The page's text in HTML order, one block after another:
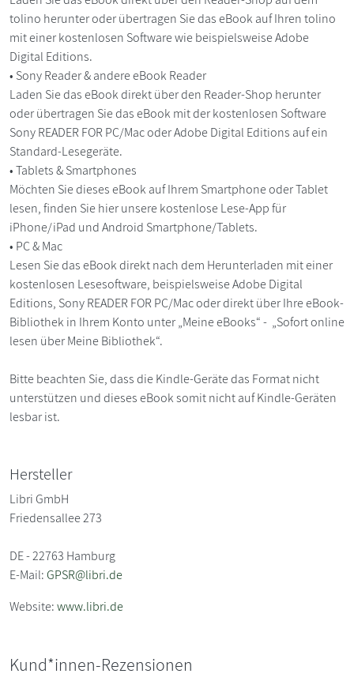
tolino herunter oder übertragen Sie das eBook auf Ihren tolino
mit einer kostenlosen Software wie beispielsweise Adobe
Digital Editions.
• Sony Reader & andere eBook Reader
Laden Sie das eBook direkt über den Reader-Shop herunter
oder übertragen Sie das eBook mit der kostenlosen Software
Sony READER FOR PC/Mac oder Adobe Digital Editions auf ein
Standard-Lesegeräte.
• Tablets & Smartphones
Möchten Sie dieses eBook auf Ihrem Smartphone oder Tablet
lesen, finden Sie hier unsere kostenlose Lese-App für
iPhone/iPad und Android Smartphone/Tablets.
• PC & Mac
Lesen Sie das eBook direkt nach dem Herunterladen mit einer
kostenlosen Lesesoftware, beispielsweise Adobe Digital
Editions, Sony READER FOR PC/Mac oder direkt über Ihre eBook-
Bibliothek in Ihrem Konto unter „Meine eBooks“ - „Sofort online
lesen über Meine Bibliothek“.
Bitte beachten Sie, dass die Kindle-Geräte das Format nicht
unterstützen und dieses eBook somit nicht auf Kindle-Geräten
lesbar ist.
Hersteller
Libri GmbH
Friedensallee 273
DE - 22763 Hamburg
E-Mail:GPSR@libri.de
Website:www.libri.de
Kund*innen-Rezensionen